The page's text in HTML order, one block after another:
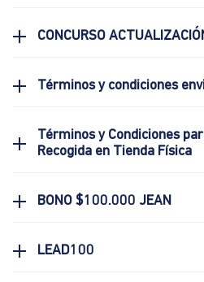
CONCURSO
Términos y condiciones
Términos y Condiciones
Recogida en Tienda Física
BONO $100.000 JEAN
LEAD100